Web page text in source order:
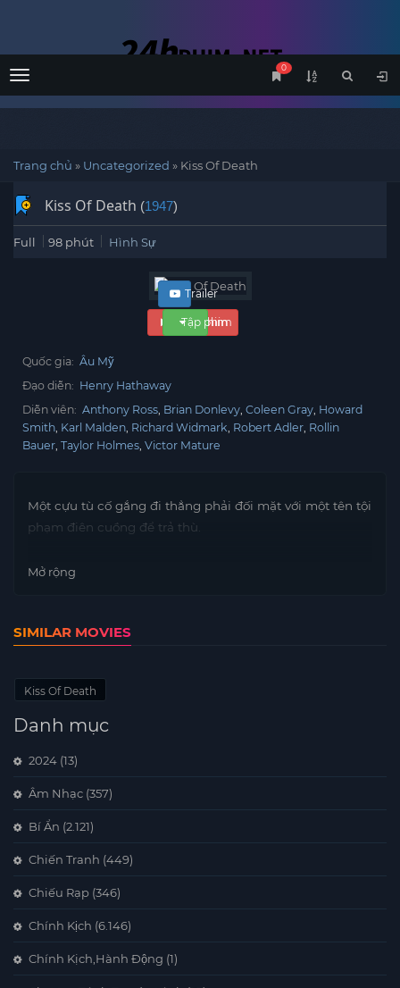
Menu
0
Trang chủ » Uncategorized » Kiss Of Death
Kiss Of Death (1947)
Full 98 phút Hình Sự
Xem phim
Trailer
Tập phim
Quốc gia: Âu Mỹ
Đạo diễn: Henry Hathaway
Diễn viên: Anthony Ross Brian Donlevy Coleen Gray Howard
Smith Karl Malden Richard Widmark Robert Adler Rollin
Bauer Taylor Holmes Victor Mature
Một cựu tù cố gắng đi thẳng phải đối mặt với một tên tội
phạm điên cuồng để trả thù.
Mở rộng
SIMILAR MOVIES
Kiss Of Death
Danh mục
2024 (13)
Âm Nhạc (357)
Bí Ẩn (2.121)
Chiến Tranh (449)
Chiếu Rạp (346)
Chính Kịch (6.146)
Chính Kịch,Hành Động (1)